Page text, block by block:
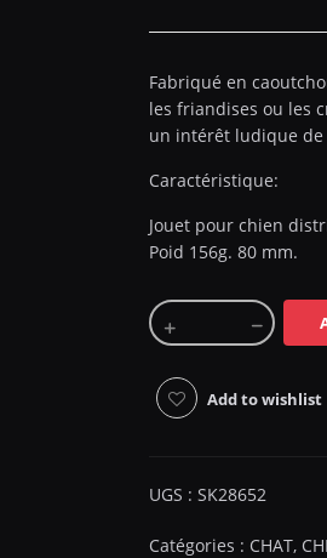
Fabriqué en
les friandises ou les
un intérêt ludique de
Caractéristique:
Jouet pour chien
Poid 156g. 80 mm.
Add to wishlist
UGS : SK28652
Catégories : CHAT,